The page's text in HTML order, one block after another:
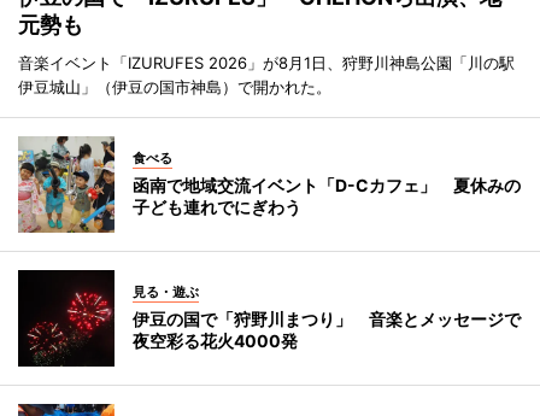
元勢も
音楽イベント「IZURUFES 2026」が8月1日、狩野川神島公園「川の駅
伊豆城山」（伊豆の国市神島）で開かれた。
食べる
函南で地域交流イベント「D-Cカフェ」 夏休みの
子ども連れでにぎわう
見る・遊ぶ
伊豆の国で「狩野川まつり」 音楽とメッセージで
夜空彩る花火4000発